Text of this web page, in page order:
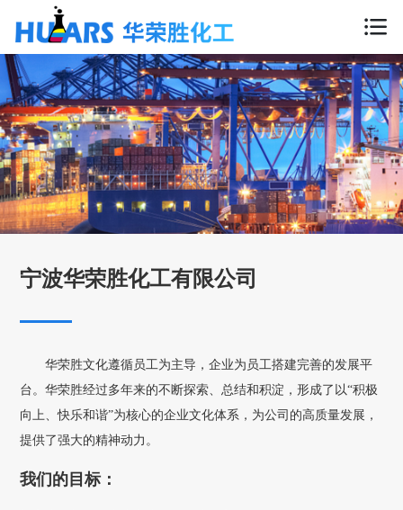
宁波华荣胜化工有限公司
华荣胜文化遵循员工为主导，企业为员工搭建完善的发展平
台。华荣胜经过多年来的不断探索、总结和积淀，形成了以“积极
向上、快乐和谐”为核心的企业文化体系，为公司的高质量发展，
提供了强大的精神动力。
我们的目标：